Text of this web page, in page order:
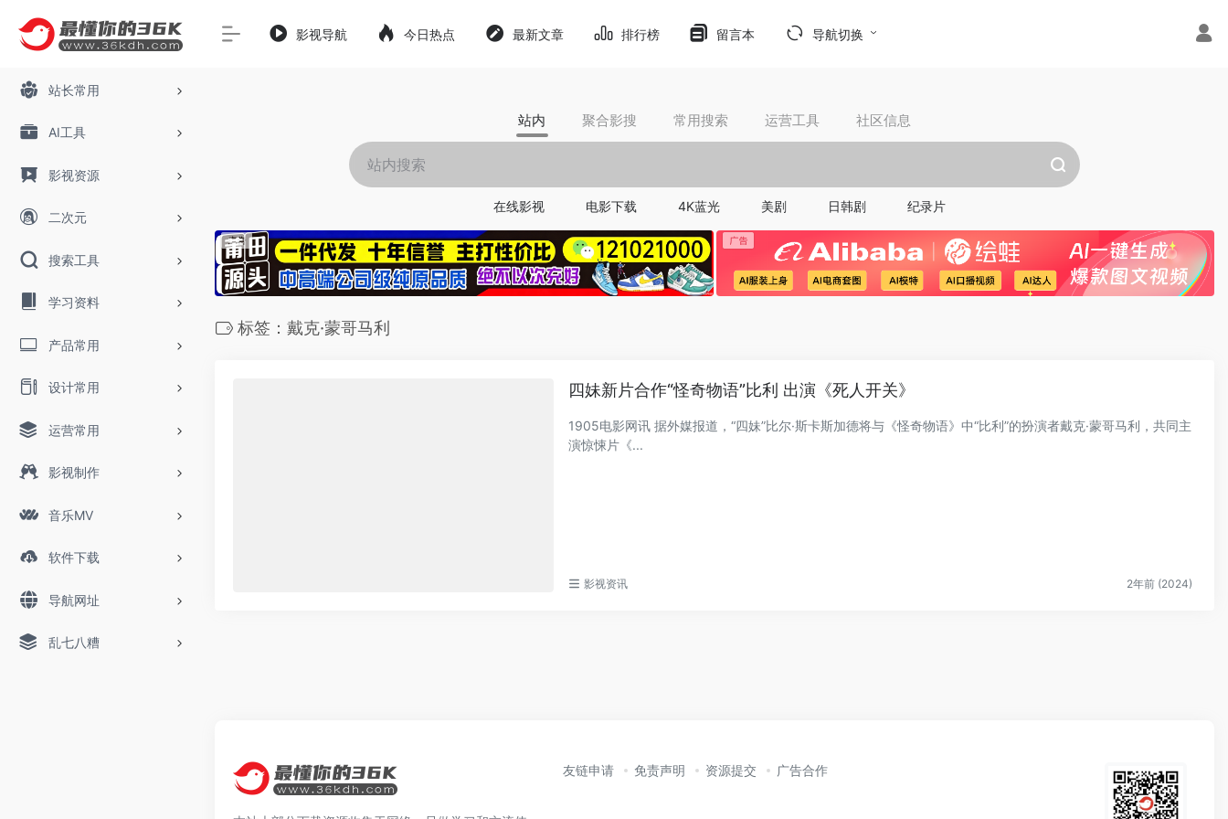
站长常用
AI工具
影视资源
二次元
搜索工具
学习资料
产品常用
设计常用
运营常用
影视制作
音乐MV
软件下载
导航网址
乱七八糟
影视导航 今日热点 最新文章 排行榜 留言本 导航切换
站内 聚合影搜 常用搜索 运营工具 社区信息
在线影视 电影下载 4K蓝光 美剧 日韩剧 纪录片
标签：戴克·蒙哥马利
四妹新片合作“怪奇物语”比利 出演《死人开关》
1905电影网讯 据外媒报道，“四妹”比尔·斯卡斯加德将与《怪奇物语》中“比利”的扮演者戴克·蒙哥马利，共同主
演惊悚片《...
影视资讯 2年前 (2024)
友链申请 免责声明 资源提交 广告合作